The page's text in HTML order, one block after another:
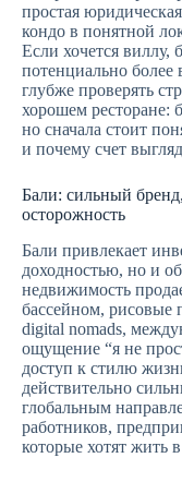
простая
кондо в понятной
Если хочется виллу,
потенциально более
глубже проверять
хорошем ресторане:
но сначала стоит
и почему счет
Бали: сильный
осторожность
Бали привлекает
доходностью, но и
недвижимость
бассейном, рисовые
digital nomads,
ощущение “я не
доступ к стилю
действительно
глобальным
работников,
которые хотят жить